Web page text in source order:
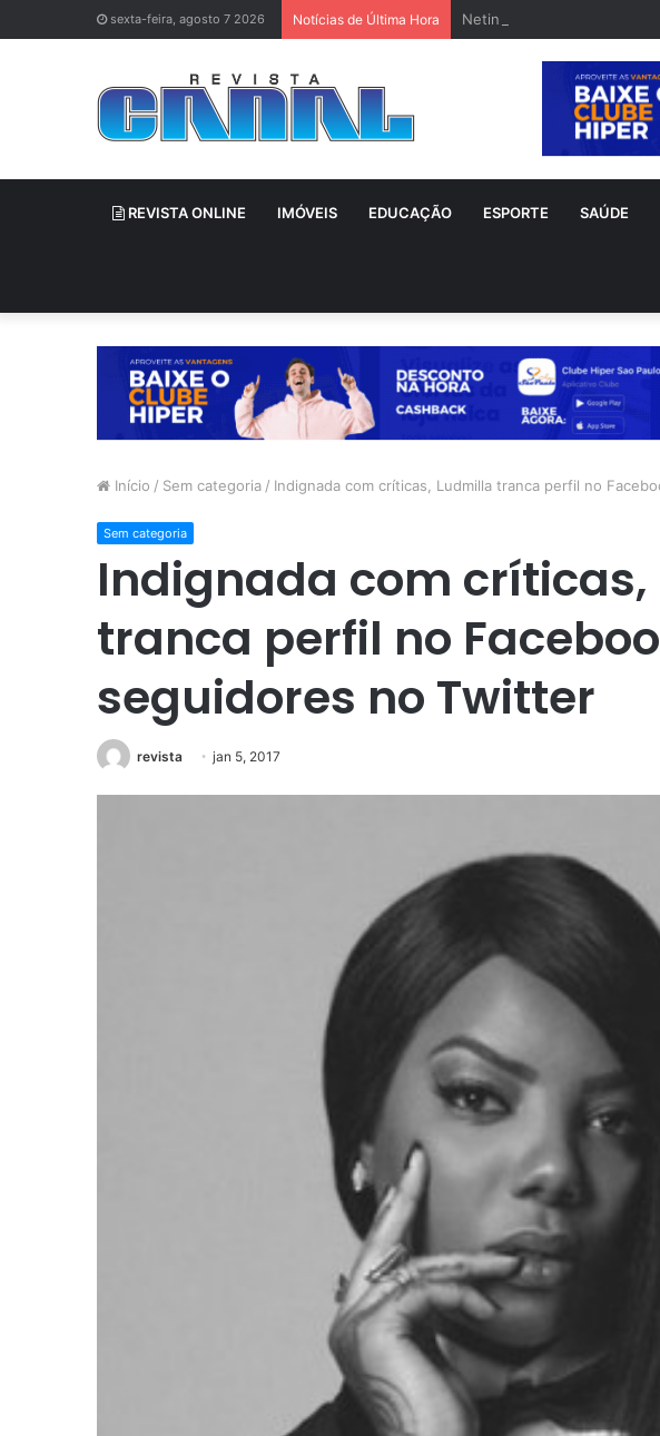
sexta-feira, agosto 7 2026 Notícias de Última Hora Netinho sofre acidente
REVISTA ONLINE IMÓVEIS EDUCAÇÃO ESPORTE SAÚDE
Início / Sem categoria / Indignada com críticas, Ludmilla tranca perfil no
Sem categoria
Indignada com
tranca perfil no
seguidores no Twitter
revista jan 5, 2017